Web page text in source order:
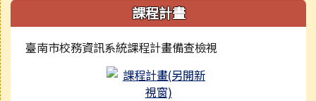
課程計畫
臺南市校務資訊系統課程計畫備查檢視